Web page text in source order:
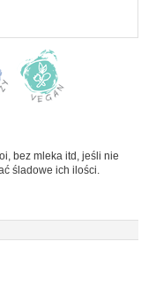
bez mleka itd, jeśli nie
śladowe ich ilości.